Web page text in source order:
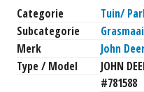
Categorie
Tuin/
Subcategorie
Merk
John
Type / Model
JOHN
#781588